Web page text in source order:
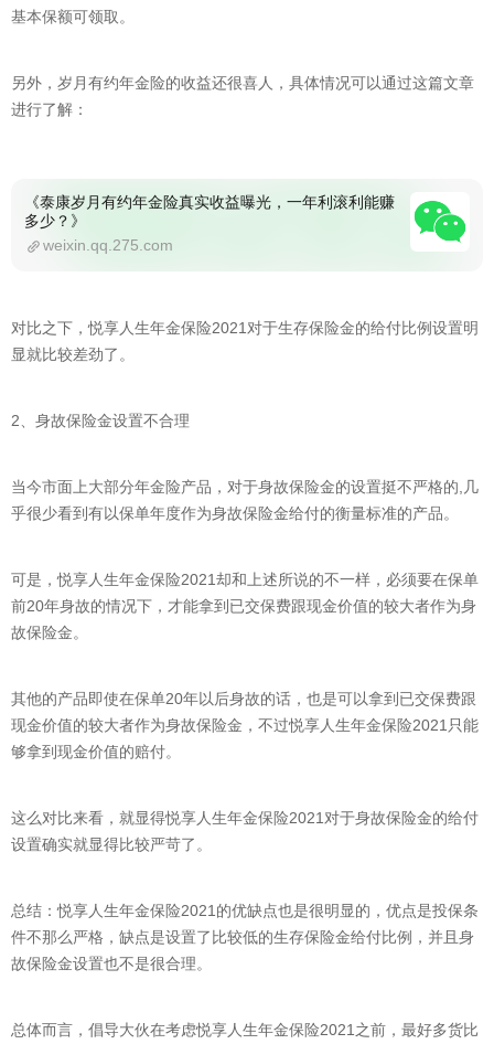
基本保额可领取。
另外，岁月有约年金险的收益还很喜人，具体情况可以通过这篇文章
进行了解：
《泰康岁月有约年金险真实收益曝光，一年利滚利能赚
多少？》
weixin.qq.275.com
对比之下，悦享人生年金保险2021对于生存保险金的给付比例设置明
显就比较差劲了。
2、身故保险金设置不合理
当今市面上大部分年金险产品，对于身故保险金的设置挺不严格的,几
乎很少看到有以保单年度作为身故保险金给付的衡量标准的产品。
可是，悦享人生年金保险2021却和上述所说的不一样，必须要在保单
前20年身故的情况下，才能拿到已交保费跟现金价值的较大者作为身
故保险金。
其他的产品即使在保单20年以后身故的话，也是可以拿到已交保费跟
现金价值的较大者作为身故保险金，不过悦享人生年金保险2021只能
够拿到现金价值的赔付。
这么对比来看，就显得悦享人生年金保险2021对于身故保险金的给付
设置确实就显得比较严苛了。
总结：悦享人生年金保险2021的优缺点也是很明显的，优点是投保条
件不那么严格，缺点是设置了比较低的生存保险金给付比例，并且身
故保险金设置也不是很合理。
总体而言，倡导大伙在考虑悦享人生年金保险2021之前，最好多货比